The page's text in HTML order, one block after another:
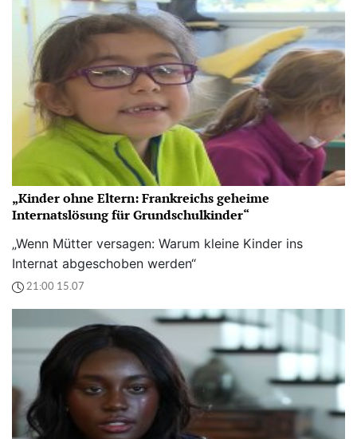
„Kinder ohne Eltern: Frankreichs geheime
Internatslösung für Grundschulkinder“
„Wenn Mütter versagen: Warum kleine Kinder ins
Internat abgeschoben werden“
21:00 15.07